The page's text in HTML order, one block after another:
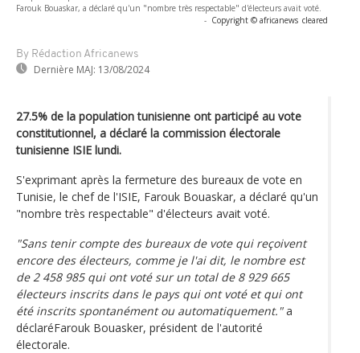
Farouk Bouaskar, a déclaré qu'un "nombre très respectable" d'électeurs avait voté.
- Copyright © africanews cleared
By Rédaction Africanews
Dernière MAJ: 13/08/2024
27.5% de la population tunisienne ont participé au vote
constitutionnel, a déclaré la commission électorale
tunisienne ISIE lundi.
S'exprimant après la fermeture des bureaux de vote en
Tunisie, le chef de l'ISIE, Farouk Bouaskar, a déclaré qu'un
"nombre très respectable" d'électeurs avait voté.
"Sans tenir compte des bureaux de vote qui reçoivent
encore des électeurs, comme je l'ai dit, le nombre est
de 2 458 985 qui ont voté sur un total de 8 929 665
électeurs inscrits dans le pays qui ont voté et qui ont
été inscrits spontanément ou automatiquement."a
déclaréFarouk Bouasker, président de l'autorité
électorale.